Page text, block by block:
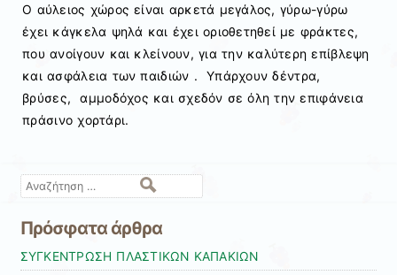
Ο αύλειος χώρος είναι αρκετά μεγάλος, γύρω-γύρω
έχει κάγκελα ψηλά και έχει οριοθετηθεί με φράκτες,
που ανοίγουν και κλείνουν, για την καλύτερη επίβλεψη
και ασφάλεια των παιδιών . Υπάρχουν δέντρα,
βρύσες, αμμοδόχος και σχεδόν σε όλη την επιφάνεια
πράσινο χορτάρι.
Αναζήτηση
Πρόσφατα άρθρα
ΣΥΓΚΕΝΤΡΩΣΗ ΠΛΑΣΤΙΚΩΝ ΚΑΠΑΚΙΩΝ